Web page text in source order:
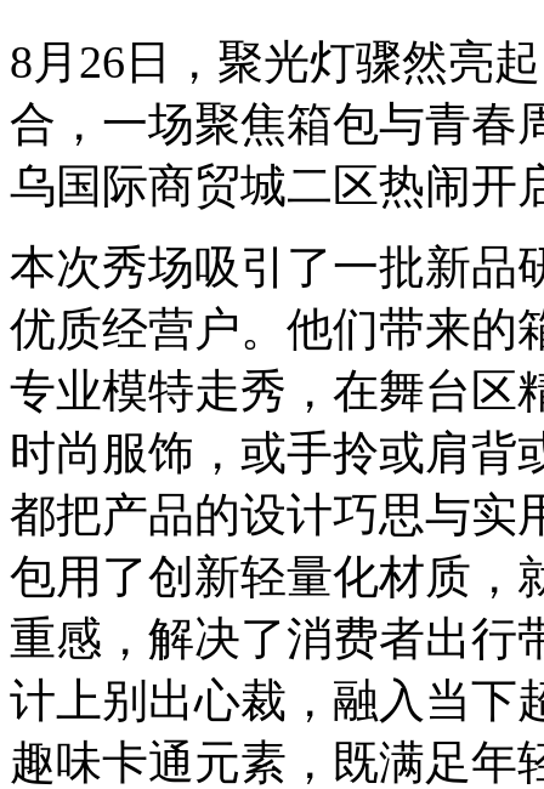
8月26日，聚光灯骤然亮
合，一场聚焦箱包与青春
乌国际商贸城二区热闹开
本次秀场吸引了一批新品
优质经营户。他们带来的
专业模特走秀，在舞台区
时尚服饰，或手拎或肩背
都把产品的设计巧思与实
包用了创新轻量化材质，
重感，解决了消费者出行
计上别出心裁，融入当下
趣味卡通元素，既满足年